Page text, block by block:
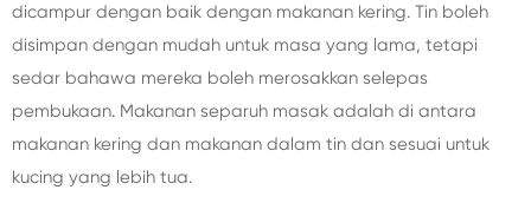
dicampur dengan baik dengan makanan kering. Tin boleh
disimpan dengan mudah untuk masa yang lama, tetapi
sedar bahawa mereka boleh merosakkan selepas
pembukaan. Makanan separuh masak adalah di antara
makanan kering dan makanan dalam tin dan sesuai untuk
kucing yang lebih tua.